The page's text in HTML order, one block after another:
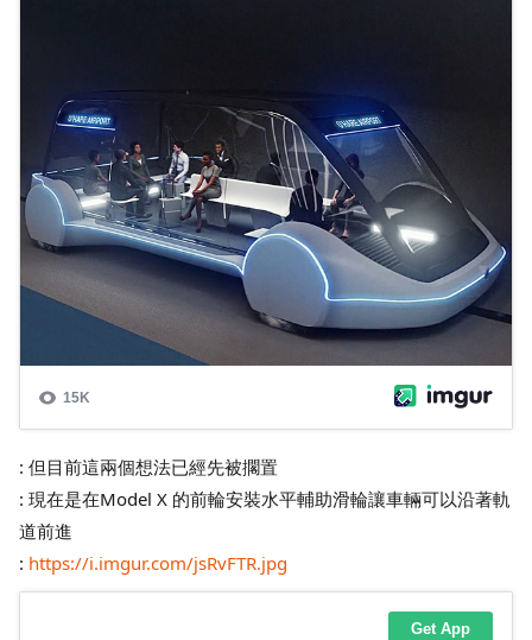
: 但目前這兩個想法已經先被擱置
: 現在是在Model X 的前輪安裝水平輔助滑輪讓車輛可以沿著軌
道前進
: https://i.imgur.com/jsRvFTR.jpg